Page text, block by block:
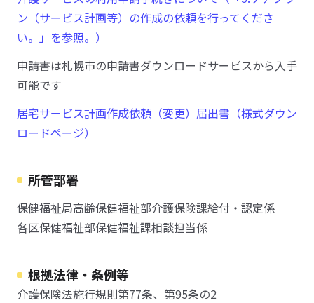
ン（サービス計画等）の作成の依頼を行ってくださ
い。」を参照。）
申請書は札幌市の申請書ダウンロードサービスから入手
可能です
居宅サービス計画作成依頼（変更）届出書（様式ダウン
ロードページ）
所管部署
保健福祉局高齢保健福祉部介護保険課給付・認定係
各区保健福祉部保健福祉課相談担当係
根拠法律・条例等
介護保険法施行規則第77条、第95条の2